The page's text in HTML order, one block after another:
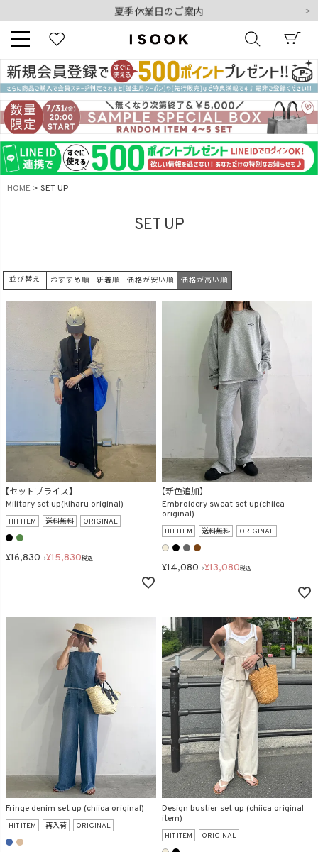
夏季休業日のご案内
10,000円以上ご購入で送料無料
新規会員登録でもれなく500ポイントプレゼント
夏季休業日のご案内
令和8年熊本地震の影響によるお荷物のお届けについて
キーワード
商品番号
新着 再入荷
商品タイプ
ORIGINAL HIT ITEM
カラー
価格（税込）
在庫なし商品
表示する 表示しない
検索
HOME SET UP
SET UP
並び替え おすすめ順 新着順 価格が安い順 価格が高い順
【セットプライス】
Military set up(kiharu original)
HIT ITEM 送料無料 ORIGINAL
¥16,830→¥15,830税込
【新色追加】
Embroidery sweat set up(chiica
original)
HIT ITEM 送料無料 ORIGINAL
¥14,080→¥13,080税込
Fringe denim set up (chiica original)
HIT ITEM 再入荷 ORIGINAL
Design bustier set up (chiica original
item)
HIT ITEM ORIGINAL